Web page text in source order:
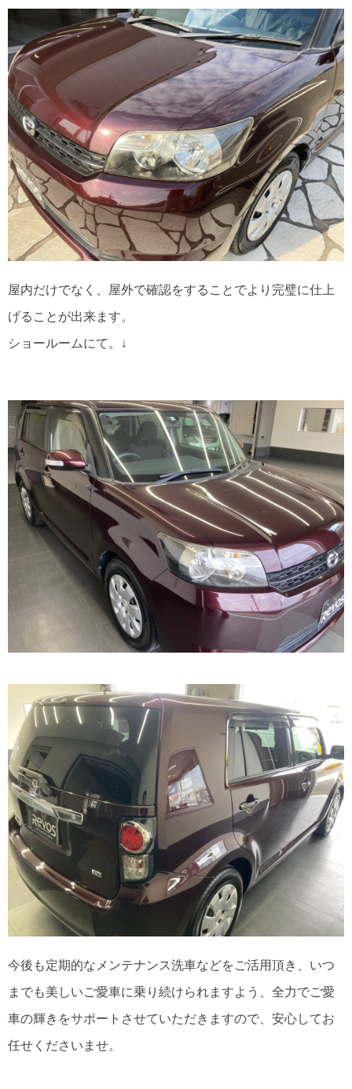
屋内だけでなく、屋外で確認をすることでより完璧に仕上
げることが出来ます。
ショールームにて。↓
今後も定期的なメンテナンス洗車などをご活用頂き、いつ
までも美しいご愛車に乗り続けられますよう、全力でご愛
車の輝きをサポートさせていただきますので、安心してお
任せくださいませ。